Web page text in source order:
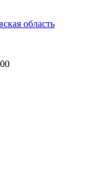
область